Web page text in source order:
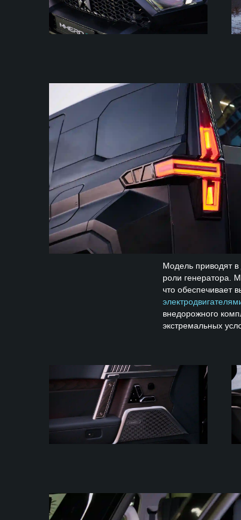
Модель приводят в
роли генератора.
что обеспечивает
внедорожного
экстремальных